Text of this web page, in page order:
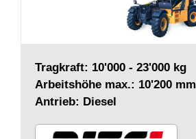
Tragkraft: 10'000 - 23'000 kg
Arbeitshöhe max.: 10'200 mm
Antrieb: Diesel